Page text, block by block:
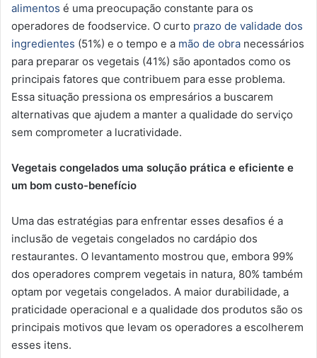
alimentos é uma preocupação constante para os
operadores de foodservice. O curto prazo de validade dos
ingredientes (51%) e o tempo e a mão de obra necessários
para preparar os vegetais (41%) são apontados como os
principais fatores que contribuem para esse problema.
Essa situação pressiona os empresários a buscarem
alternativas que ajudem a manter a qualidade do serviço
sem comprometer a lucratividade.
Vegetais congelados uma solução prática e eficiente e
um bom custo-benefício
Uma das estratégias para enfrentar esses desafios é a
inclusão de vegetais congelados no cardápio dos
restaurantes. O levantamento mostrou que, embora 99%
dos operadores comprem vegetais in natura, 80% também
optam por vegetais congelados. A maior durabilidade, a
praticidade operacional e a qualidade dos produtos são os
principais motivos que levam os operadores a escolherem
esses itens.